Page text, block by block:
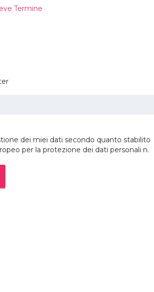
Termine
dei miei dati secondo quanto stabilito
per la protezione dei dati personali n.